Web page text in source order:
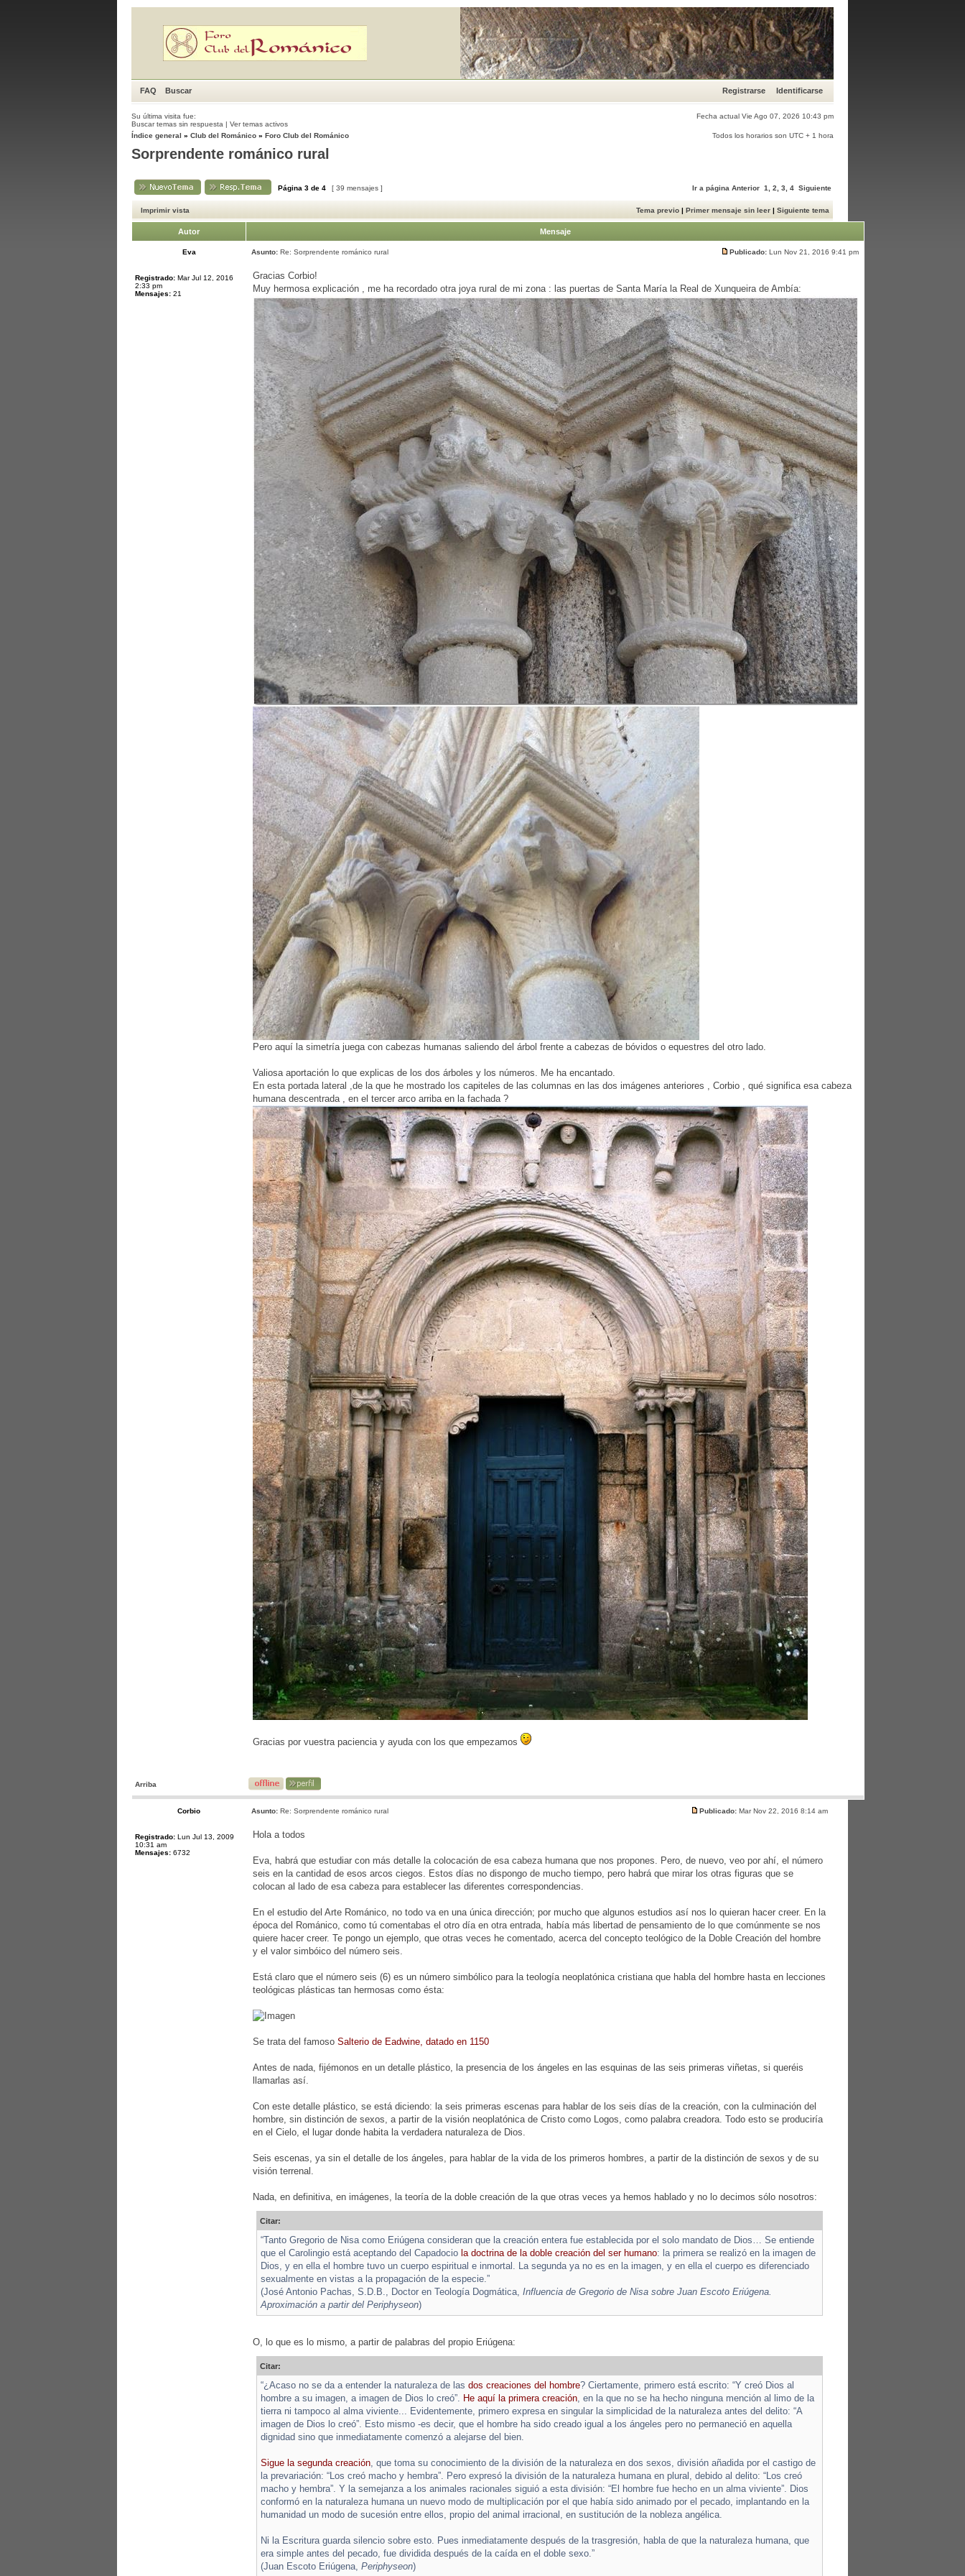
FAQ Buscar Registrarse Identificarse
Su última visita fue:
Fecha actual Vie Ago 07, 2026 10:43 pm
Buscar temas sin respuesta | Ver temas activos
Índice general » Club del Románico » Foro Club del Románico Todos los horarios son UTC + 1 hora
Sorprendente románico rural
Página 3 de 4 [ 39 mensajes ] Ir a página Anterior 1 2 3 4 Siguiente
Imprimir vista Tema previo | Primer mensaje sin leer | Siguiente tema
Autor Mensaje
Eva Asunto: Re: Sorprendente románico rural Publicado: Lun Nov 21, 2016 9:41 pm
Registrado: Mar Jul 12, 2016
2:33 pm
Mensajes: 21
Gracias Corbio!
Muy hermosa explicación , me ha recordado otra joya rural de mi zona : las puertas de Santa María la Real de Xunqueira de Ambía:
Pero aquí la simetría juega con cabezas humanas saliendo del árbol frente a cabezas de bóvidos o equestres del otro lado.
Valiosa aportación lo que explicas de los dos árboles y los números. Me ha encantado.
En esta portada lateral ,de la que he mostrado los capiteles de las columnas en las dos imágenes anteriores , Corbio , qué significa esa cabeza
humana descentrada , en el tercer arco arriba en la fachada ?
Gracias por vuestra paciencia y ayuda con los que empezamos
Arriba
Corbio Asunto: Re: Sorprendente románico rural Publicado: Mar Nov 22, 2016 8:14 am
Registrado: Lun Jul 13, 2009
10:31 am
Mensajes: 6732
Hola a todos
Eva, habrá que estudiar con más detalle la colocación de esa cabeza humana que nos propones. Pero, de nuevo, veo por ahí, el número
seis en la cantidad de esos arcos ciegos. Estos días no dispongo de mucho tiempo, pero habrá que mirar los otras figuras que se
colocan al lado de esa cabeza para establecer las diferentes correspondencias.
En el estudio del Arte Románico, no todo va en una única dirección; por mucho que algunos estudios así nos lo quieran hacer creer. En la
época del Románico, como tú comentabas el otro día en otra entrada, había más libertad de pensamiento de lo que comúnmente se nos
quiere hacer creer. Te pongo un ejemplo, que otras veces he comentado, acerca del concepto teológico de la Doble Creación del hombre
y el valor simbóico del número seis.
Está claro que el número seis (6) es un número simbólico para la teología neoplatónica cristiana que habla del hombre hasta en lecciones
teológicas plásticas tan hermosas como ésta:
Se trata del famoso Salterio de Eadwine, datado en 1150
Antes de nada, fijémonos en un detalle plástico, la presencia de los ángeles en las esquinas de las seis primeras viñetas, si queréis
llamarlas así.
Con este detalle plástico, se está diciendo: la seis primeras escenas para hablar de los seis días de la creación, con la culminación del
hombre, sin distinción de sexos, a partir de la visión neoplatónica de Cristo como Logos, como palabra creadora. Todo esto se produciría
en el Cielo, el lugar donde habita la verdadera naturaleza de Dios.
Seis escenas, ya sin el detalle de los ángeles, para hablar de la vida de los primeros hombres, a partir de la distinción de sexos y de su
visión terrenal.
Nada, en definitiva, en imágenes, la teoría de la doble creación de la que otras veces ya hemos hablado y no lo decimos sólo nosotros:
Citar:
“Tanto Gregorio de Nisa como Eriúgena consideran que la creación entera fue establecida por el solo mandato de Dios… Se entiende
que el Carolingio está aceptando del Capadocio la doctrina de la doble creación del ser humano: la primera se realizó en la imagen de
Dios, y en ella el hombre tuvo un cuerpo espiritual e inmortal. La segunda ya no es en la imagen, y en ella el cuerpo es diferenciado
sexualmente en vistas a la propagación de la especie.”
(José Antonio Pachas, S.D.B., Doctor en Teología Dogmática, Influencia de Gregorio de Nisa sobre Juan Escoto Eriúgena.
Aproximación a partir del Periphyseon)
O, lo que es lo mismo, a partir de palabras del propio Eriúgena:
Citar:
“¿Acaso no se da a entender la naturaleza de las dos creaciones del hombre? Ciertamente, primero está escrito: “Y creó Dios al
hombre a su imagen, a imagen de Dios lo creó”. He aquí la primera creación, en la que no se ha hecho ninguna mención al limo de la
tierra ni tampoco al alma viviente... Evidentemente, primero expresa en singular la simplicidad de la naturaleza antes del delito: “A
imagen de Dios lo creó”. Esto mismo -es decir, que el hombre ha sido creado igual a los ángeles pero no permaneció en aquella
dignidad sino que inmediatamente comenzó a alejarse del bien.
Sigue la segunda creación, que toma su conocimiento de la división de la naturaleza en dos sexos, división añadida por el castigo de
la prevariación: “Los creó macho y hembra”. Pero expresó la división de la naturaleza humana en plural, debido al delito: “Los creó
macho y hembra”. Y la semejanza a los animales racionales siguió a esta división: “El hombre fue hecho en un alma viviente”. Dios
conformó en la naturaleza humana un nuevo modo de multiplicación por el que había sido animado por el pecado, implantando en la
humanidad un modo de sucesión entre ellos, propio del animal irracional, en sustitución de la nobleza angélica.
Ni la Escritura guarda silencio sobre esto. Pues inmediatamente después de la trasgresión, habla de que la naturaleza humana, que
era simple antes del pecado, fue dividida después de la caída en el doble sexo.”
(Juan Escoto Eriúgena, Periphyseon)